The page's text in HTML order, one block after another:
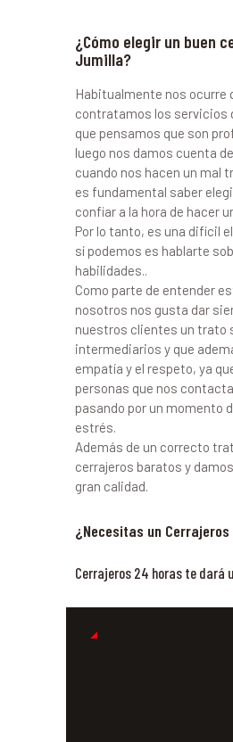
¿Cómo elegir un buen
Jumilla?
Habitualmente nos ocurre
contratamos los servicios
que pensamos que son
luego nos damos cuenta
cuando nos hacen un mal
es fundamental saber
confiar a la hora de hacer
Por lo tanto, es una difícil
sí podemos es hablarte
habilidades..
Como parte de entender
nosotros nos gusta dar
nuestros clientes un trato
intermediarios y que
empatía y el respeto, ya
personas que nos
pasando por un momento
estrés.
Además de un correcto
cerrajeros baratos y
gran calidad.
¿Necesitas un
Cerrajeros 24 horas te dará